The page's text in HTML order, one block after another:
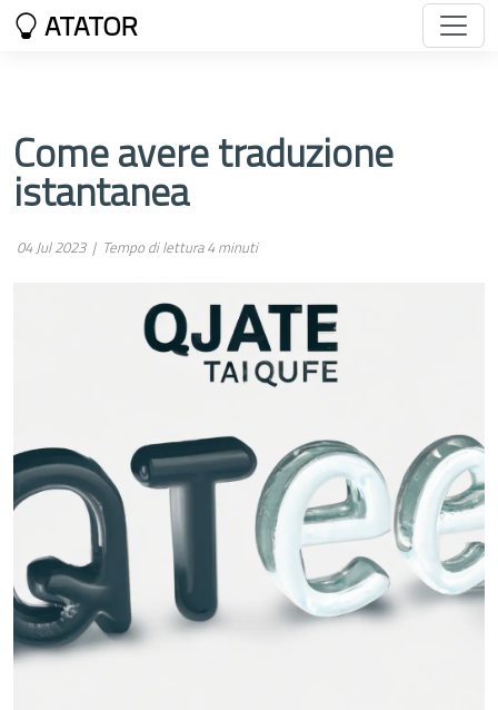
ATATOR
Come avere traduzione
istantanea
04 Jul 2023 | Tempo di lettura 4 minuti